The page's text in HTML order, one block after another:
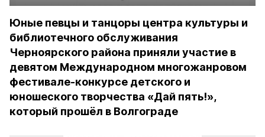
Юные певцы и танцоры центра культуры и
библиотечного обслуживания
Черноярского района приняли участие в
девятом Международном многожанровом
фестивале-конкурсе детского и
юношеского творчества «Дай пять!»,
который прошёл в Волгограде